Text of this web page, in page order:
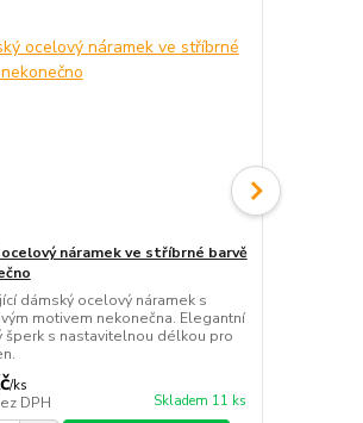
ocelový náramek ve stříbrné barvě
dámský ocelový náramek s
motivem nekonečna. Elegantní
šperk s nastavitelnou délkou pro
/ks
DPH Skladem 11 ks